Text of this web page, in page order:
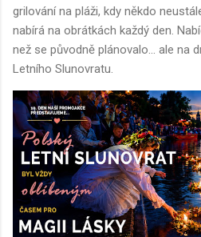
grilování na pláži, kdy někdo
nabírá na obrátkách každý den.
než se původně plánovalo... ale na
Letního Slunovratu.